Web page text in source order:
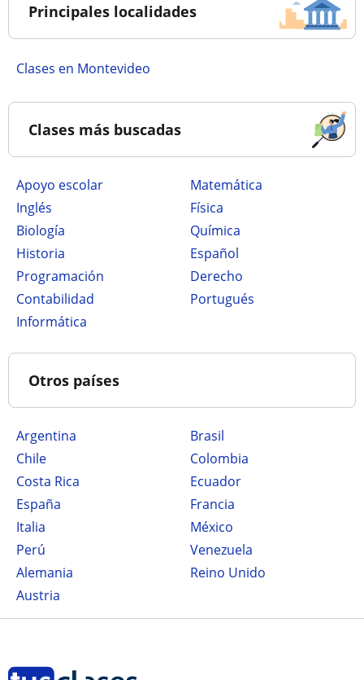
Principales localidades
Clases en Montevideo
Clases más buscadas
Apoyo escolar
Matemática
Inglés
Física
Biología
Química
Historia
Español
Programación
Derecho
Contabilidad
Portugués
Informática
Otros países
Argentina
Brasil
Chile
Colombia
Costa Rica
Ecuador
España
Francia
Italia
México
Perú
Venezuela
Alemania
Reino Unido
Austria